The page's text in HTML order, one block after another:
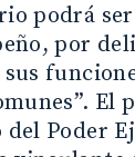
podrá
por
El
del Poder